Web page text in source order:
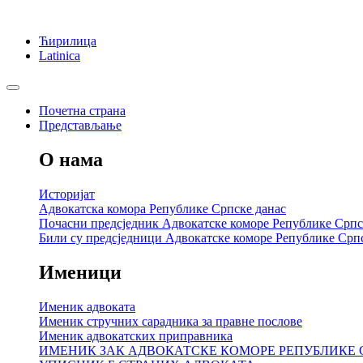
Ћирилица
Latinica
Почетна страна
Представљање
О нама
Историјат
Адвокатска комора Републике Српске данас
Почасни предсједник Адвокатске коморе Републике
Били су предсједници Адвокатске коморе Републике
Именици
Именик адвоката
Именик стручних сарадника за правне послове
Именик адвокатских приправника
ИМЕНИК ЗАК АДВОКАТСКЕ КОМОРЕ РЕПУБЛИКЕ